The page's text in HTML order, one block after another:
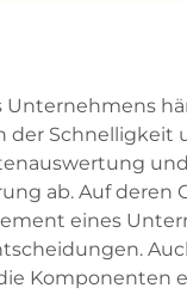
Unternehmens
der Schnelligkeit
und
ab. Auf deren
eines
Komponenten